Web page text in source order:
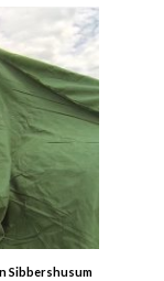
Sibbershusum